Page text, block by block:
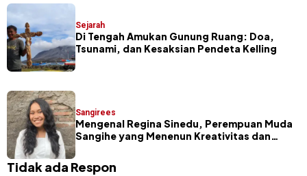
Sejarah
Di Tengah Amukan Gunung Ruang: Doa,
Tsunami, dan Kesaksian Pendeta Kelling
Sangirees
Mengenal Regina Sinedu, Perempuan Muda
Sangihe yang Menenun Kreativitas dan
Tidak ada Respon